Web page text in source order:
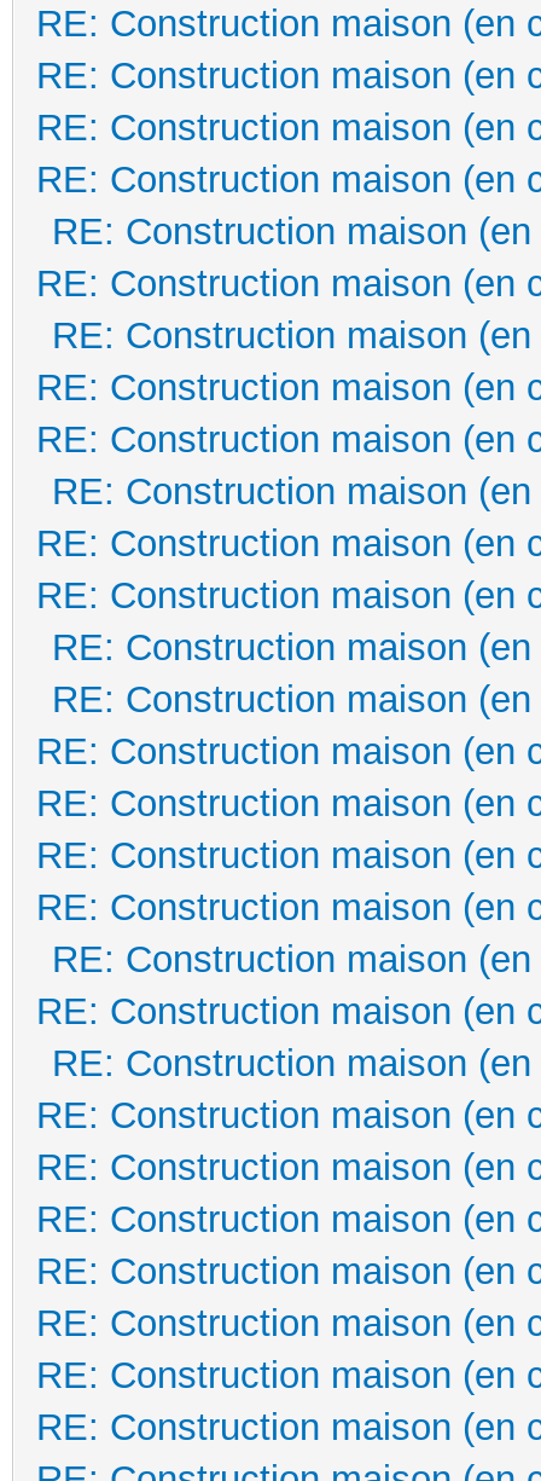
RE: Construction maison (en
RE: Construction maison (en
RE: Construction maison (en
RE: Construction maison (en
RE: Construction maison
RE: Construction maison (en
RE: Construction maison
RE: Construction maison (en
RE: Construction maison (en
RE: Construction maison
RE: Construction maison (en
RE: Construction maison (en
RE: Construction maison
RE: Construction maison
RE: Construction maison (en
RE: Construction maison (en
RE: Construction maison (en
RE: Construction maison (en
RE: Construction maison
RE: Construction maison (en
RE: Construction maison
RE: Construction maison (en
RE: Construction maison (en
RE: Construction maison (en
RE: Construction maison (en
RE: Construction maison (en
RE: Construction maison (en
RE: Construction maison (en